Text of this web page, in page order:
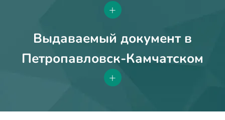
+
Выдаваемый документ в
Петропавловск-Камчатском
+